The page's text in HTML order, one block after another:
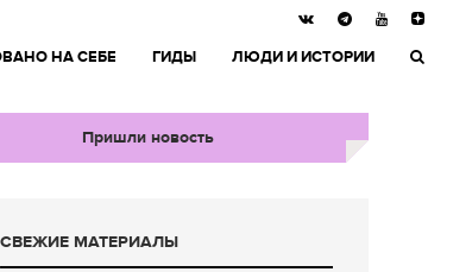
НА СЕБЕ ГИДЫ ЛЮДИ И ИСТОРИИ
Пришли новость
СВЕЖИЕ МАТЕРИАЛЫ